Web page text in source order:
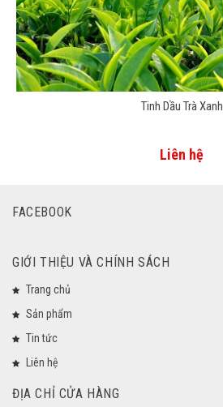
Tinh Dầu Trà Xanh
Liên hệ
FACEBOOK
GIỚI THIỆU VÀ CHÍNH SÁCH
Trang chủ
Sản phẩm
Tin tức
Liên hệ
ĐỊA CHỈ CỬA HÀNG